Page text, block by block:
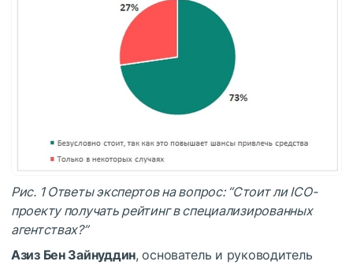
Рис. 1 Ответы экспертов на вопрос: “Стоит ли ICO-
проекту получать рейтинг в специализированных
агентствах?”
Азиз Бен Зайнуддин, основатель и руководитель